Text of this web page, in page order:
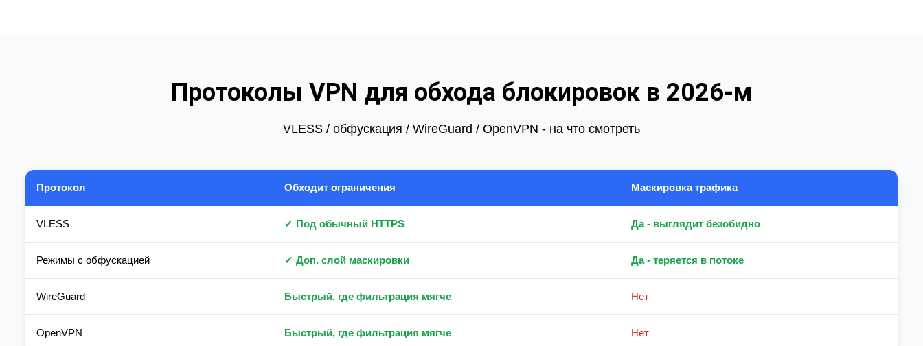
Протоколы VPN для обхода блокировок в 2026-м
VLESS / обфускация / WireGuard / OpenVPN - на что смотреть
Протокол Обходит ограничения Маскировка трафика
VLESS ✓ Под обычный HTTPS Да - выглядит безобидно
Режимы с обфускацией ✓ Доп. слой маскировки Да - теряется в потоке
WireGuard Быстрый, где фильтрация мягче Нет
OpenVPN Быстрый, где фильтрация мягче Нет